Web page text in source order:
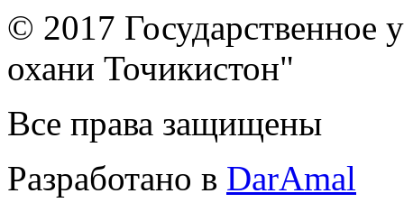
© 2017 Государственное
охани Точикистон"
Все права защищены
Разработано в DarAmal